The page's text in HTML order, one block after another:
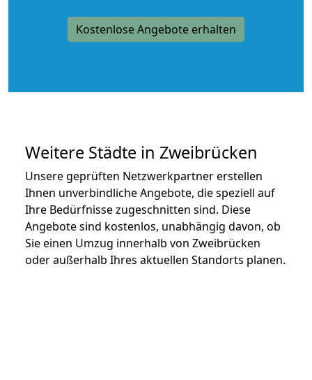
Kostenlose Angebote erhalten
Weitere Städte in Zweibrücken
Unsere geprüften Netzwerkpartner erstellen
Ihnen unverbindliche Angebote, die speziell auf
Ihre Bedürfnisse zugeschnitten sind. Diese
Angebote sind kostenlos, unabhängig davon, ob
Sie einen Umzug innerhalb von Zweibrücken
oder außerhalb Ihres aktuellen Standorts planen.